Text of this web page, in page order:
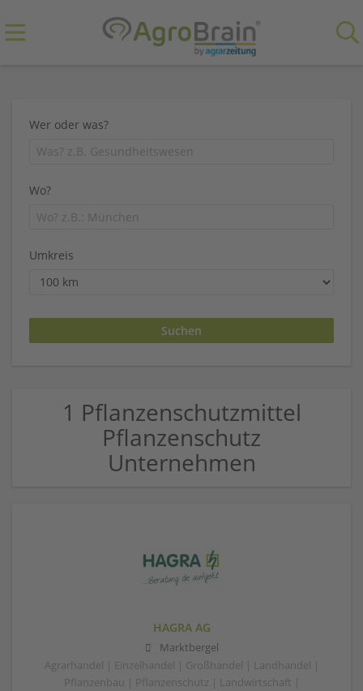
Wer oder was?
Wo?
Umkreis
1 Pflanzenschutzmittel
Pflanzenschutz
Unternehmen
HAGRA AG
Marktbergel
Agrarhandel | Einzelhandel | Großhandel | Landhandel |
Pflanzenbau | Pflanzenschutz | Landwirtschaft |